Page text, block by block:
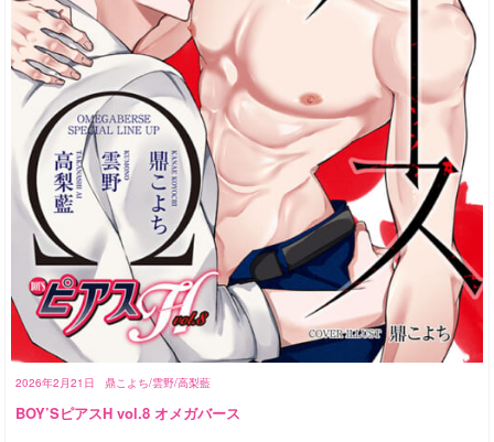
2026年2月21日 鼎こよち/雲野/高梨藍
BOY’SピアスH vol.8 オメガバース